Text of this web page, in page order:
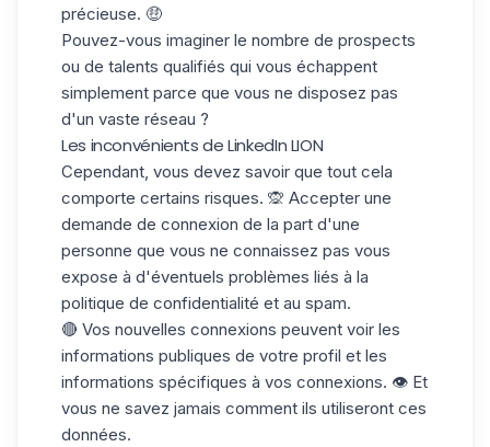
précieuse. 🤑
Pouvez-vous imaginer le nombre de prospects
ou de talents qualifiés qui vous échappent
simplement parce que vous ne disposez pas
d'un vaste réseau ?
Les inconvénients de LinkedIn LION
Cependant, vous devez savoir que tout cela
comporte certains risques. 🙊 Accepter une
demande de connexion de la part d'une
personne que vous ne connaissez pas vous
expose à d'éventuels problèmes liés à la
politique de confidentialité et au spam.
🔴 Vos nouvelles connexions peuvent voir les
informations publiques de votre profil et les
informations spécifiques à vos connexions. 👁️ Et
vous ne savez jamais comment ils utiliseront ces
données.